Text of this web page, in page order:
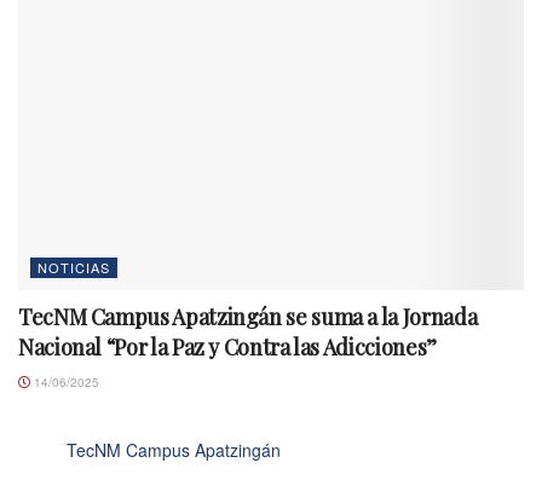
NOTICIAS
TecNM Campus Apatzingán se suma a la Jornada
Nacional “Por la Paz y Contra las Adicciones”
14/06/2025
TecNM Campus Apatzingán